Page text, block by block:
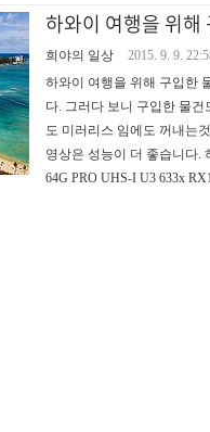
하와이 여행을 위해
희야의 일상
2015. 9. 9.
하와이 여행을 위해 구입한
다. 그러다 보니 구입한 물
도 미러리스 임에도 꺼내는
영상은 성능이 더 좋습니다.
64G PRO UHS-I U3 633x